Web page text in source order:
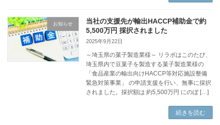
お知らせ
当社の支援先が輸出HACCP補助金で約
5,500万円 採択されました
2025年9月22日
～埼玉県の菓子製造業様～ リラボはこのたび、
埼玉県内で豆菓子を製造する菓子製造業様の
「食品産業の輸出向けHACCP等対応施設整備
緊急対策事業」 の申請支援を行い、無事に採択
されました。採択額は 約5,500万円 にのぼ […]
続きを読む